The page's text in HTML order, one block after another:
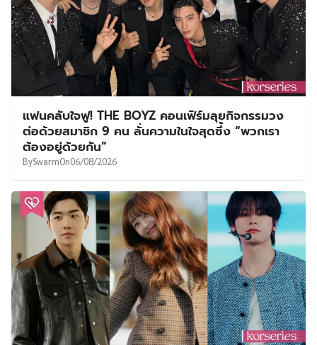
แฟนคลับใจฟู! THE BOYZ คอนเฟิร์มลุยกิจกรรมวง
ต่อด้วยสมาชิก 9 คน ลั่นความในใจสุดซึ้ง “พวกเรา
ต้องอยู่ด้วยกัน”
BySwarmOn06/08/2026